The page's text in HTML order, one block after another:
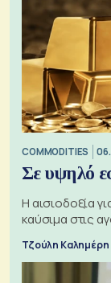
COMMODITIES
Σε υψηλό
Η αισιοδοξία
καύσιμα στις
Τζούλη Καλημέρη